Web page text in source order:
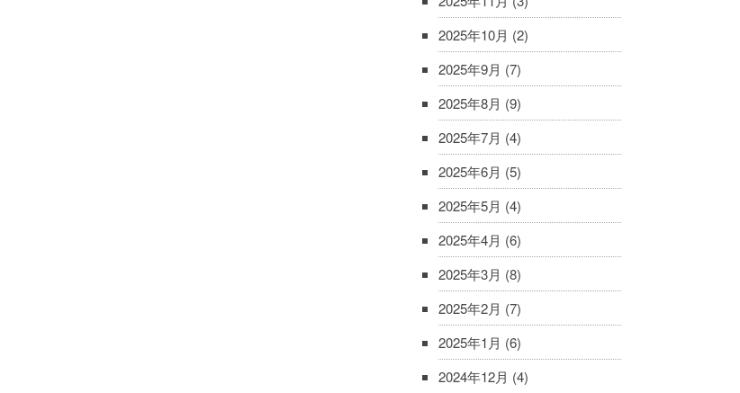
2025年10月 (2)
2025年9月 (7)
2025年8月 (9)
2025年7月 (4)
2025年6月 (5)
2025年5月 (4)
2025年4月 (6)
2025年3月 (8)
2025年2月 (7)
2025年1月 (6)
2024年12月 (4)